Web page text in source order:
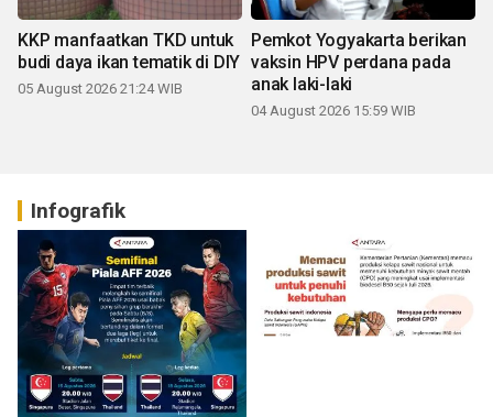
KKP manfaatkan TKD untuk
budi daya ikan tematik di DIY
05 August 2026 21:24 WIB
Pemkot Yogyakarta berikan
vaksin HPV perdana pada
anak laki-laki
04 August 2026 15:59 WIB
Infografik